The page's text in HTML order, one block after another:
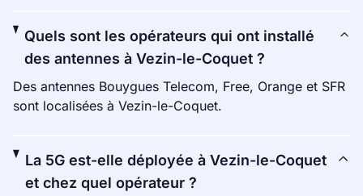
Quels sont les opérateurs qui ont installé
des antennes à Vezin-le-Coquet ?
Des antennes Bouygues Telecom, Free, Orange et SFR
sont localisées à Vezin-le-Coquet.
La 5G est-elle déployée à Vezin-le-Coquet
et chez quel opérateur ?